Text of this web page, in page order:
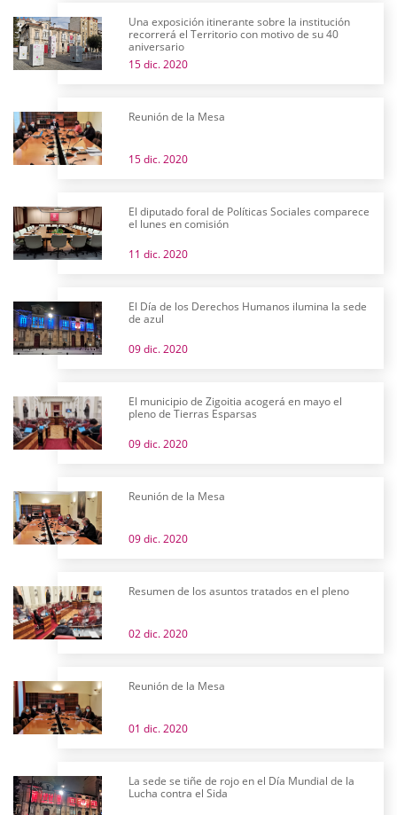
Una exposición itinerante sobre la institución
recorrerá el Territorio con motivo de su 40
aniversario
15 dic. 2020
Reunión de la Mesa
15 dic. 2020
El diputado foral de Políticas Sociales comparece
el lunes en comisión
11 dic. 2020
El Día de los Derechos Humanos ilumina la sede
de azul
09 dic. 2020
El municipio de Zigoitia acogerá en mayo el
pleno de Tierras Esparsas
09 dic. 2020
Reunión de la Mesa
09 dic. 2020
Resumen de los asuntos tratados en el pleno
02 dic. 2020
Reunión de la Mesa
01 dic. 2020
La sede se tiñe de rojo en el Día Mundial de la
Lucha contra el Sida